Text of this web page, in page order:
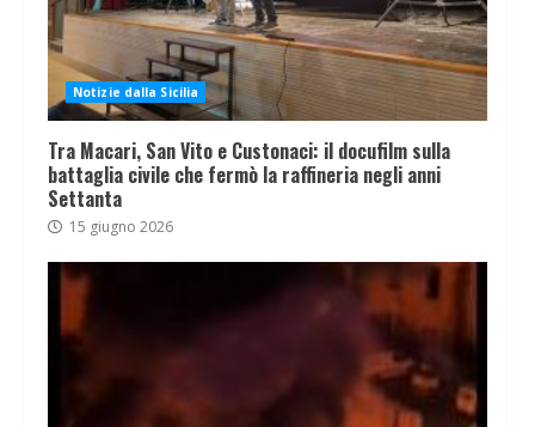
Notizie dalla Sicilia
Tra Macari, San Vito e Custonaci: il docufilm sulla
battaglia civile che fermò la raffineria negli anni
Settanta
15 giugno 2026